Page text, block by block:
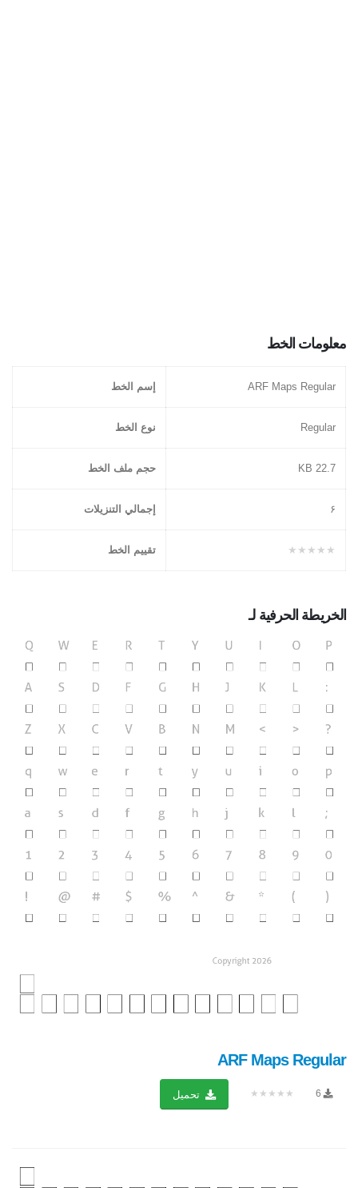
معلومات الخط
ARF Maps Regular إسم الخط
Regular نوع الخط
22.7 KB حجم ملف الخط
۶ إجمالي التنزيلات
★★★★★ تقييم الخط
الخريطة الحرفية لـ
ARF Maps Regular
6
★★★★★ تحميل